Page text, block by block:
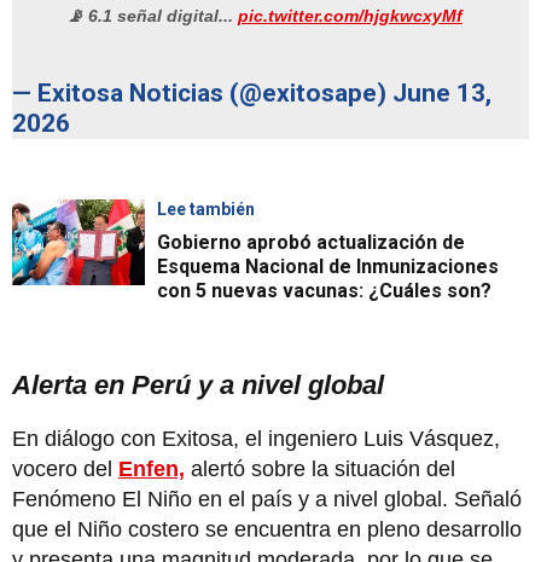
📡 6.1 señal digital... pic.twitter.com/hjgkwcxyMf
— Exitosa Noticias (@exitosape) June 13,
2026
Lee también
Gobierno aprobó actualización de
Esquema Nacional de Inmunizaciones
con 5 nuevas vacunas: ¿Cuáles son?
Alerta en Perú y a nivel global
En diálogo con Exitosa, el ingeniero Luis Vásquez,
vocero del Enfen, alertó sobre la situación del
Fenómeno El Niño en el país y a nivel global. Señaló
que el Niño costero se encuentra en pleno desarrollo